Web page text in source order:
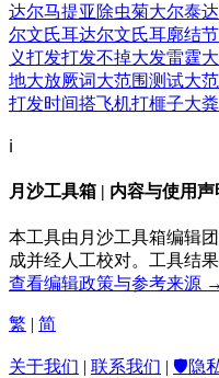
达尔马提亚除虫菊大尔泰
尔文氏耳达尔文氏耳廓结节
义打发打发不掉大发雷霆
地大放厥词大范围测试大
打发时间搭飞机打榧子大粪
ℹ️
月沙工具箱 | 内容与使用声
本工具由月沙工具箱编辑
成并经人工校对。工具结
查看编辑政策与参考来源 →
繁 | 简
关于我们 | 联系我们 | 🛡️隐